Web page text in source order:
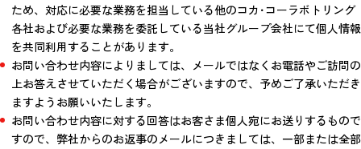
ため、対応に必要な業務を担当している他のコカ･コーラボトリング
各社および必要な業務を委託している当社グループ会社にて個人情報
を共同利用することがあります。
お問い合わせ内容によりましては、メールではなくお電話やご訪問の
上お答えさせていただく場合がございますので、予めご了承いただき
ますようお願いいたします。
お問い合わせ内容に対する回答はお客さま個人宛にお送りするもので
すので、弊社からのお返事のメールにつきましては、一部または全部